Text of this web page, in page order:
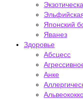
Японский
Яванез
Здоровье
Абсцесс
Анке